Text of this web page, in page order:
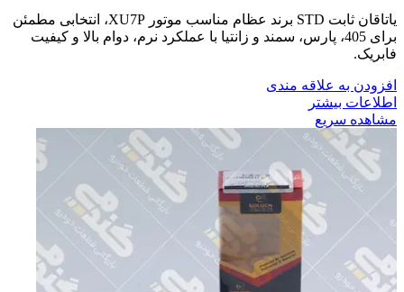
یاتاقان ثابت STD برند عظام مناسب موتور XU7P، انتخابی مطمئن
برای 405، پارس، سمند و زانتیا با عملکرد نرم، دوام بالا و کیفیت
فابریک.
افزودن به علاقه مندی
اطلاعات بیشتر
مشاهده سریع